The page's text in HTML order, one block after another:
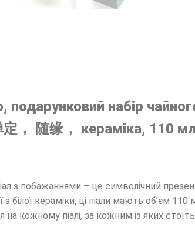
подарунковий набір
， 随缘， кераміка, 110 мл
з побажаннями – це символічний
білої кераміки, ці піали мають об’єм
кожному піалі, за кожним із яких